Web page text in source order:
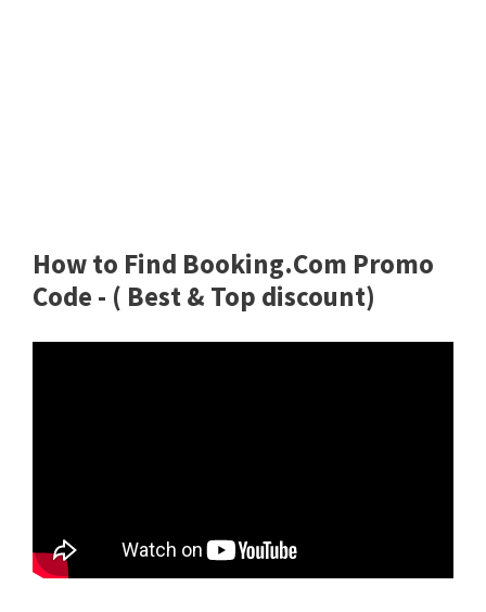
How to Find Booking.Com Promo
Code - ( Best & Top discount)